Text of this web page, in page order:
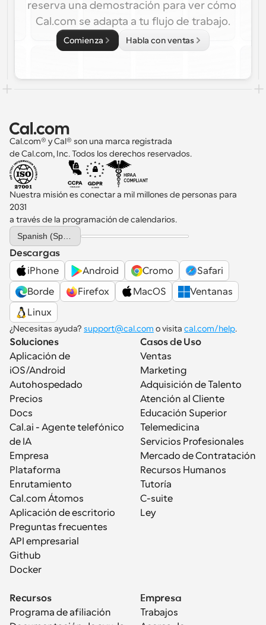
reserva una demostración para ver cómo
Cal.com se adapta a tu flujo de trabajo.
Comienza Habla con ventas
Cal.com® y Cal® son una marca registrada
de Cal.com, Inc. Todos los derechos reservados.
Nuestra misión es conectar a mil millones de personas para
2031
a través de la programación de calendarios.
Select Language
Descargas
iPhone
Android Cromo
Safari
Borde
Firefox MacOS
Ventanas
Linux
¿Necesitas ayuda? support@cal.com o visita cal.com/help.
Soluciones
Aplicación de
iOS/Android
Autohospedado
Precios
Docs
Cal.ai - Agente telefónico
de IA
Empresa
Plataforma
Enrutamiento
Cal.com Átomos
Aplicación de escritorio
Preguntas frecuentes
API empresarial
Github
Docker
Casos de Uso
Ventas
Marketing
Adquisición de Talento
Atención al Cliente
Educación Superior
Telemedicina
Servicios Profesionales
Mercado de Contratación
Recursos Humanos
Tutoría
C-suite
Ley
Recursos
Programa de afiliación
Empresa
Trabajos